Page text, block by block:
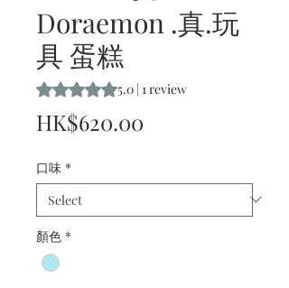
Doraemon .真.玩
具 蛋糕
Rating is 5.0 out of five stars based on 1
5.0 | 1 review
HK$620.00
口味 *
顏色 *